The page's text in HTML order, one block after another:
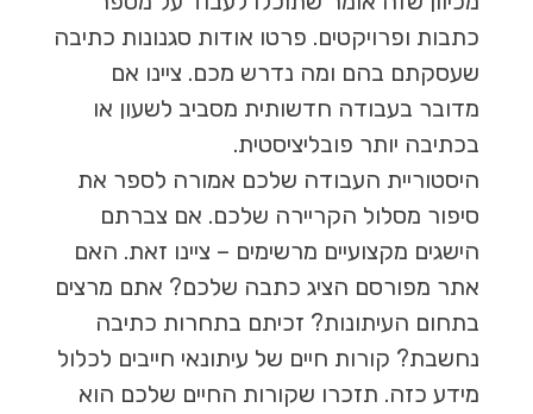
כתבות ופרויקטים. פרטו אודות סגנונות כתיבה
שעסקתם בהם ומה נדרש מכם. ציינו אם
מדובר בעבודה חדשותית מסביב לשעון או
בכתיבה יותר פובליציסטית.
היסטוריית העבודה שלכם אמורה לספר את
סיפור מסלול הקריירה שלכם. אם צברתם
הישגים מקצועיים מרשימים – ציינו זאת. האם
אתר מפורסם הציג כתבה שלכם? אתם מרצים
בתחום העיתונות? זכיתם בתחרות כתיבה
נחשבת? קורות חיים של עיתונאי חייבים לכלול
מידע כזה. תזכרו שקורות החיים שלכם הוא